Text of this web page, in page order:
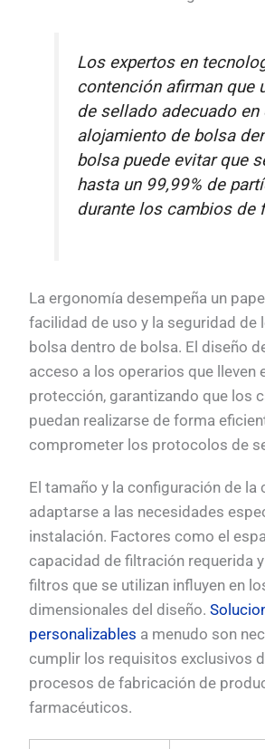
Los expertos en
contención afirman que
de sellado adecuado en
alojamiento de bolsa
bolsa puede evitar que
hasta un 99,99% de
durante los cambios de
La ergonomía desempeña un
facilidad de uso y la seguridad de
bolsa dentro de bolsa. El diseño
acceso a los operarios que lleven
protección, garantizando que los
puedan realizarse de forma
comprometer los protocolos de
El tamaño y la configuración de la
adaptarse a las necesidades
instalación. Factores como el
capacidad de filtración requerida
filtros que se utilizan influyen en
dimensionales del diseño.
personalizables a menudo son
cumplir los requisitos exclusivos
procesos de fabricación de
farmacéuticos.